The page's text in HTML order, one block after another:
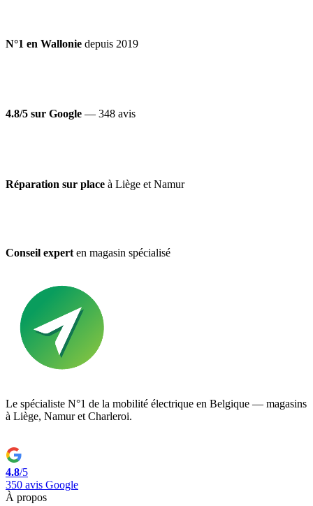
N°1 en Wallonie depuis 2019
4.8/5 sur Google — 348 avis
Réparation sur place à Liège et Namur
Conseil expert en magasin spécialisé
Le spécialiste N°1 de la mobilité électrique en Belgique — magasins
à Liège, Namur et Charleroi.
4.8/5
350 avis Google
À propos